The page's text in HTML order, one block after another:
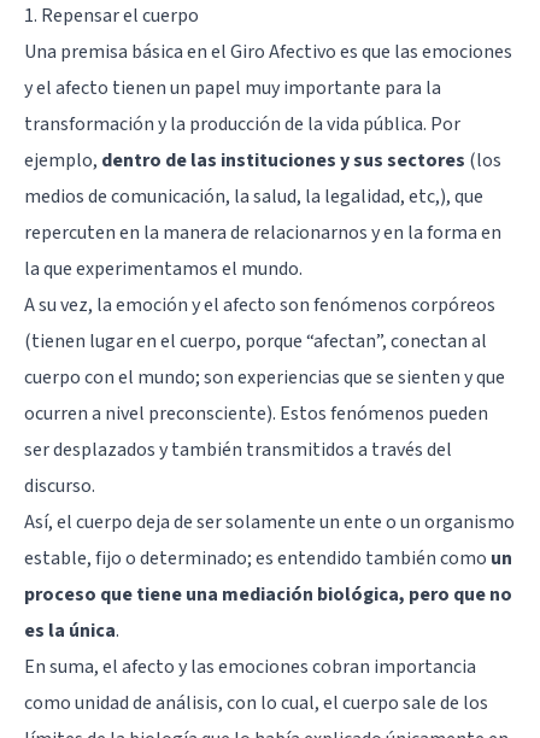
1. Repensar el cuerpo
Una premisa básica en el Giro Afectivo es que las emociones
y el afecto tienen un papel muy importante para la
transformación y la producción de la vida pública. Por
ejemplo, dentro de las instituciones y sus sectores (los
medios de comunicación, la salud, la legalidad, etc,), que
repercuten en la manera de relacionarnos y en la forma en
la que experimentamos el mundo.
A su vez, la emoción y el afecto son fenómenos corpóreos
(tienen lugar en el cuerpo, porque “afectan”, conectan al
cuerpo con el mundo; son experiencias que se sienten y que
ocurren a nivel preconsciente). Estos fenómenos pueden
ser desplazados y también transmitidos a través del
discurso.
Así, el cuerpo deja de ser solamente un ente o un organismo
estable, fijo o determinado; es entendido también como un
proceso que tiene una mediación biológica, pero que no
es la única.
En suma, el afecto y las emociones cobran importancia
como unidad de análisis, con lo cual, el cuerpo sale de los